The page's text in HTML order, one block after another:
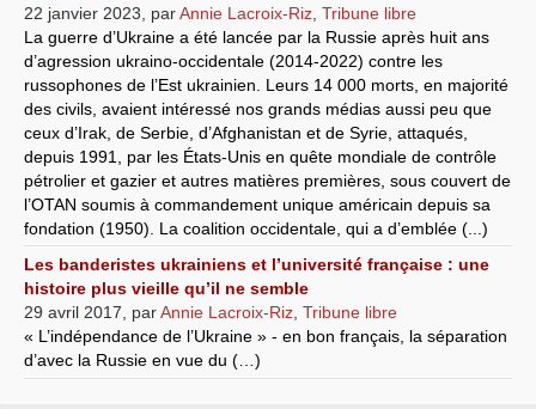
22 janvier 2023
parAnnie Lacroix-Riz Tribune libre
La guerre d’Ukraine a été lancée par la Russie après huit ans
d’agression ukraino-occidentale (2014-2022) contre les
russophones de l’Est ukrainien. Leurs 14 000 morts, en majorité
des civils, avaient intéressé nos grands médias aussi peu que
ceux d’Irak, de Serbie, d’Afghanistan et de Syrie, attaqués,
depuis 1991, par les États-Unis en quête mondiale de contrôle
pétrolier et gazier et autres matières premières, sous couvert de
l’OTAN soumis à commandement unique américain depuis sa
fondation (1950). La coalition occidentale, qui a d’emblée (...)
Les banderistes ukrainiens et l’université française : une
histoire plus vieille qu’il ne semble
29 avril 2017
parAnnie Lacroix-Riz Tribune libre
« L’indépendance de l’Ukraine » - en bon français, la séparation
d’avec la Russie en vue du (…)